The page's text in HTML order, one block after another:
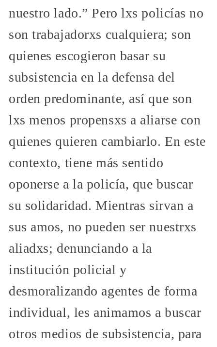
nuestro lado.” Pero lxs policías no
son trabajadorxs cualquiera; son
quienes escogieron basar su
subsistencia en la defensa del
orden predominante, así que son
lxs menos propensxs a aliarse con
quienes quieren cambiarlo. En este
contexto, tiene más sentido
oponerse a la policía, que buscar
su solidaridad. Mientras sirvan a
sus amos, no pueden ser nuestrxs
aliadxs; denunciando a la
institución policial y
desmoralizando agentes de forma
individual, les animamos a buscar
otros medios de subsistencia, para